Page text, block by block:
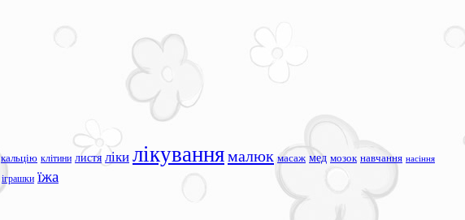
кальцію клітини листя ліки лікуваннямалюк масаж мед мозок навчання насіння
іграшки їжа